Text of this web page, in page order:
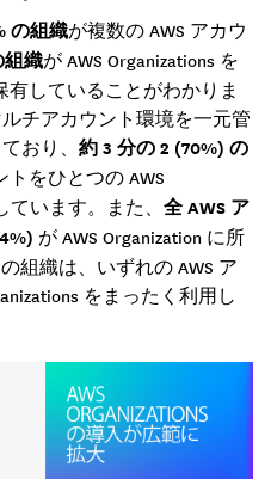
の組織が複数の AWS アカウ
組織が AWS Organizations を
有していることがわかりま
ルチアカウント環境を一元管
おり、 約 3 分の 2 (70%) の
トをひとつの AWS
います。また、 全 AWS ア
が AWS Organization に所
組織は、いずれの AWS ア
をまったく利用し